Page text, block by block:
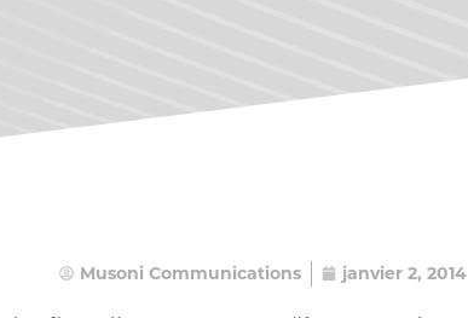
Musoni Communications janvier 2, 2014